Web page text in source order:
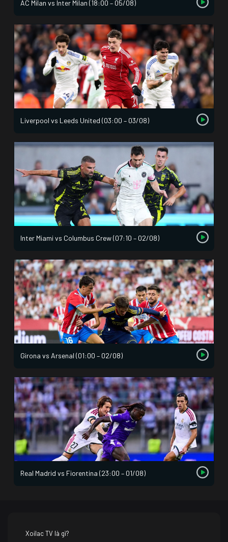
AC Milan vs Inter Milan (18:00 – 05/08)
Liverpool vs Leeds United (03:00 – 03/08)
Inter Miami vs Columbus Crew (07:10 – 02/08)
Girona vs Arsenal (01:00 – 02/08)
Real Madrid vs Fiorentina (23:00 – 01/08)
Xoilac TV là gì?